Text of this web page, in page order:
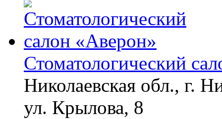
Стоматологический
Николаевская обл., г.
ул. Крылова, 8